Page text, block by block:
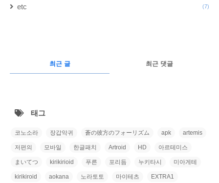
etc (7)
최근 글 최근 댓글
글
태그
코노소라 장갑악귀 蒼の彼方のフォーリズム apk artemis
저편의 모바일 한글패치 Artroid HD 아르테미스
まいてつ kirikirioid 푸른 포리듬 누키타시 미아게테
kirikiroid aokana 노라토토 마이테츠 EXTRA1